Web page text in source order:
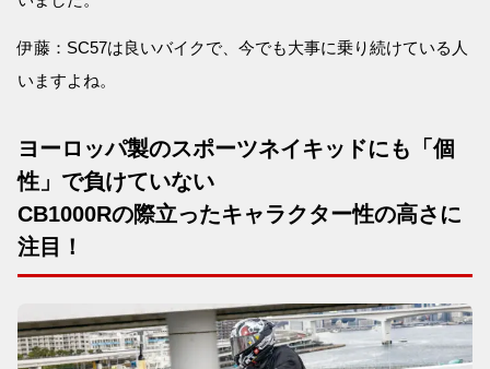
伊藤：SC57は良いバイクで、今でも大事に乗り続けている人
いますよね。
ヨーロッパ製のスポーツネイキッドにも「個
性」で負けていない
CB1000Rの際立ったキャラクター性の高さに
注目！